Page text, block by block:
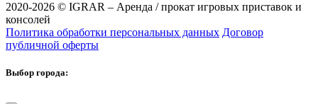
2020-2026 © IGRAR – Аренда / прокат игровых приставок и
консолей
Политика обработки персональных данных Договор
публичной оферты
Выбор города: